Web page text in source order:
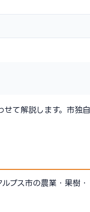
せて解説します。市独自
プス市の農業・果樹・